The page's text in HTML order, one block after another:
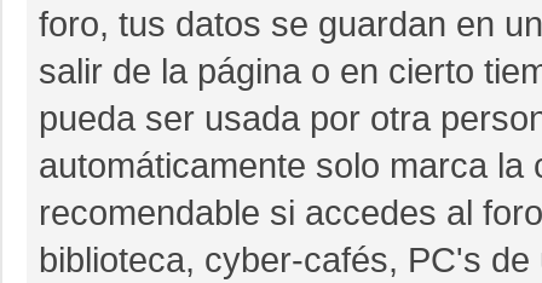
foro, tus datos se guardan en
salir de la página o en cierto
pueda ser usada por otra
automáticamente solo marca la
recomendable si accedes al
biblioteca, cyber-cafés, PC's